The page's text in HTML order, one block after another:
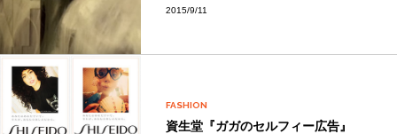
2015/9/11
FASHION
資生堂『ガガのセルフィー広告』